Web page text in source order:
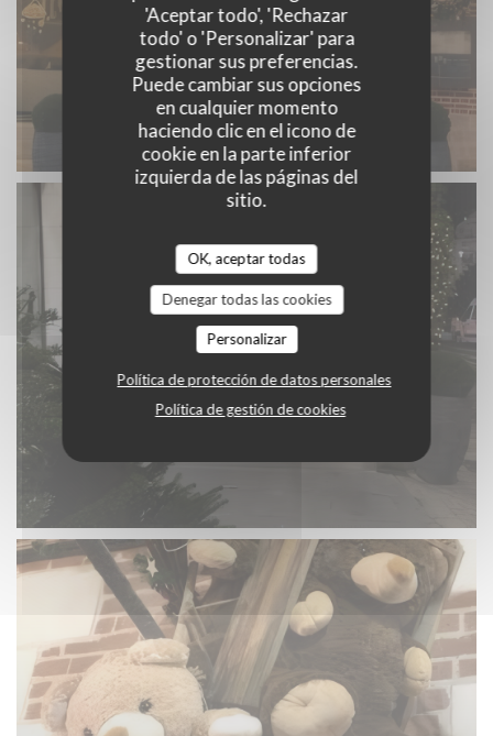
'Aceptar todo', 'Rechazar
todo' o 'Personalizar' para
gestionar sus preferencias.
Puede cambiar sus opciones
en cualquier momento
haciendo clic en el icono de
cookie en la parte inferior
izquierda de las páginas del
sitio.
OK, aceptar todas
Denegar todas las cookies
Personalizar
Política de protección de datos personales
Política de gestión de cookies